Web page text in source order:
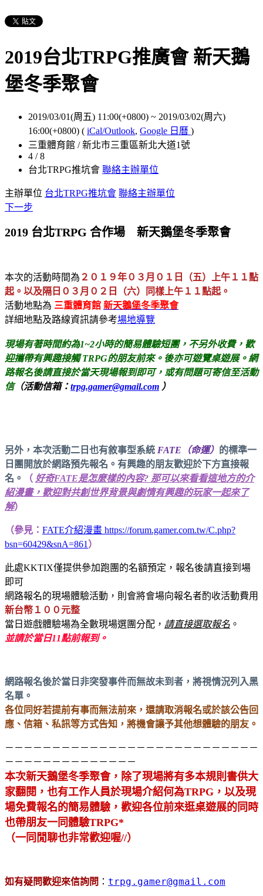
2019台北TRPG推廣會 新天鵝
堡冬季聚會
2019/03/01(周五) 11:00(+0800) ~ 2019/03/02(周六)
16:00(+0800) ( iCal/Outlook, Google 日曆 )
三重體育館 / 新北市三重區新北大道1號
4 / 8
台北TRPG推坑會 聯絡主辦單位
主辦單位 台北TRPG推坑會 聯絡主辦單位
下一步
2019 台北TRPG 合作場 新天鵝堡冬季聚會
本次的活動時間為 ２０１９年０３月０１日（五）上午１１點
起 。以及隔日０３月０２日（六）同樣上午１１點起。
活動地點為 三重體育館 新天鵝堡冬季聚會
詳細地點及路線資訊請參考場地導覽
現場有著時間約為1~2小時的簡易體驗短團，不另外收費，歡
迎攜帶有興趣接觸 TRPG的朋友前來。後亦可遊覽桌遊展。網
路報名後請直接於當天現場報到即可，或有問題可寄信至活動
信（活動信箱：trpg.gamer@gmail.com ）
另外，本次活動二日也有敘事型系統 FATE（命運） 的標準一
日團開放於網路預先報名。有興趣的朋友歡迎於下方直接報
名。
（ 好奇FATE是怎麼樣的內容? 那可以來看看這地方的介
紹漫畫，歡迎對共創世界背景與劇情有興趣的玩家一起來了
解）
（參見： FATE介紹漫畫 https://forum.gamer.com.tw/C.php?
bsn=60429&snA=861 ）
此處KKTIX僅提供參加跑團的名額預定，報名後請直接到場
即可
網路報名的現場體驗活動，則會將會場向報名者酌收活動費用
新台幣１００元整
當日遊戲體驗場為全數現場選團分配， 請直接選取報名 。
並請於當日11點前報到。
網路報名後於當日非突發事件而無故未到者，將視情況列入黑
名單。
各位同好若提前有事而無法前來，還請取消報名或於該公告回
應、信箱、私訊等方式告知，將機會讓予其他想體驗的朋友。
－－－－－－－－－－－－－－－－－－－－－－－－－－－
－－－－－－－－－－－－－－
本次新天鵝堡冬季聚會，除了現場將有多本規則書供大
家翻閱，也有工作人員於現場介紹何為TRPG，以及現
場免費報名的簡易體驗，歡迎各位前來逛桌遊展的同時
也帶朋友一同體驗TRPG*
（一同閒聊也非常歡迎喔//）
如有疑問歡迎來信詢問 ： trpg.gamer@gmail.com